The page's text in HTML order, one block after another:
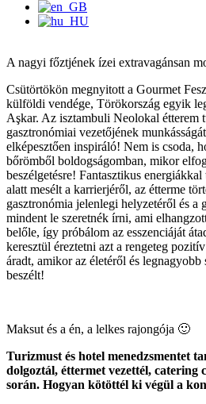
A nagyi főztjének ízei extravagánsan
Csütörtökön megnyitott a Gourmet
külföldi vendége, Törökország egyik
Aşkar. Az isztambuli Neolokal étterem
gasztronómiai vezetőjének
elképesztően inspiráló! Nem is csoda,
bőrömből boldogságomban, mikor
beszélgetésre! Fantasztikus
alatt mesélt a karrierjéről, az étterme
gasztronómia jelenlegi helyzetéről és
mindent le szeretnék írni, ami
belőle, így próbálom az esszenciáját
keresztül éreztetni azt a rengeteg
áradt, amikor az életéről és legnagyobb
beszélt!
Maksut és a én, a lelkes rajongója 🙂
Turizmust és hotel menedzsmentet
dolgoztál, éttermet vezettél, catering
során. Hogyan kötöttél ki végül a